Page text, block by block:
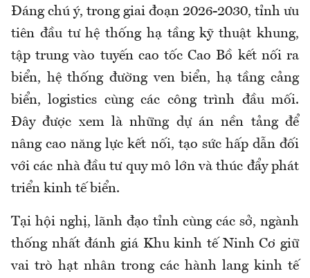
Đáng chú ý, trong giai đoạn 2026-2030, tỉnh ưu
tiên đầu tư hệ thống hạ tầng kỹ thuật khung,
tập trung vào tuyến cao tốc Cao Bồ kết nối ra
biển, hệ thống đường ven biển, hạ tầng cảng
biển, logistics cùng các công trình đầu mối.
Đây được xem là những dự án nền tảng để
nâng cao năng lực kết nối, tạo sức hấp dẫn đối
với các nhà đầu tư quy mô lớn và thúc đẩy phát
triển kinh tế biển.
Tại hội nghị, lãnh đạo tỉnh cùng các sở, ngành
thống nhất đánh giá Khu kinh tế Ninh Cơ giữ
vai trò hạt nhân trong các hành lang kinh tế